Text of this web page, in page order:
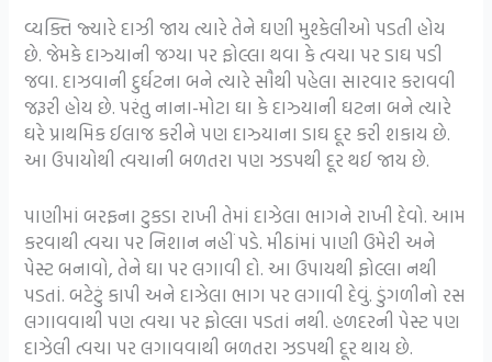
વ્યક્તિ જ્યારે દાઝી જાય ત્યારે તેને ઘણી મુશ્કેલીઓ પડતી હોય
છે. જેમકે દાઝ્યાની જગ્યા પર ફોલ્લા થવા કે ત્વચા પર ડાઘ પડી
જવા. દાઝવાની દુર્ઘટના બને ત્યારે સૌથી પહેલા સારવાર કરાવવી
જરૂરી હોય છે. પરંતુ નાના-મોટા ઘા કે દાઝ્યાની ઘટના બને ત્યારે
ઘરે પ્રાથમિક ઈલાજ કરીને પણ દાઝ્યાના ડાઘ દૂર કરી શકાય છે.
આ ઉપાયોથી ત્વચાની બળતરા પણ ઝડપથી દૂર થઈ જાય છે.
પાણીમાં બરફના ટુકડા રાખી તેમાં દાઝેલા ભાગને રાખી દેવો. આમ
કરવાથી ત્વચા પર નિશાન નહીં પડે. મીઠાંમાં પાણી ઉમેરી અને
પેસ્ટ બનાવો, તેને ઘા પર લગાવી દો. આ ઉપાયથી ફોલ્લા નથી
પડતાં. બટેટું કાપી અને દાઝેલા ભાગ પર લગાવી દેવું. ડુંગળીનો રસ
લગાવવાથી પણ ત્વચા પર ફોલ્લા પડતાં નથી. હળદરની પેસ્ટ પણ
દાઝેલી ત્વચા પર લગાવવાથી બળતરા ઝડપથી દૂર થાય છે.